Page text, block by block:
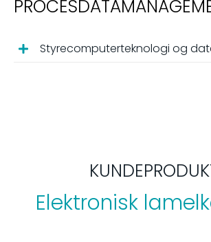
Styrecomputerteknologi og
Elektronisk